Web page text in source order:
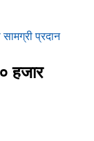
प्रदान
हजार